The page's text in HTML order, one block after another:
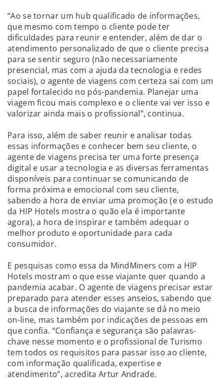
“Ao se tornar um hub qualificado de informações,
que mesmo com tempo o cliente pode ter
dificuldades para reunir e entender, além de dar o
atendimento personalizado de que o cliente precisa
para se sentir seguro (não necessariamente
presencial, mas com a ajuda da tecnologia e redes
sociais), o agente de viagens com certeza sai com um
papel fortalecido no pós-pandemia. Planejar uma
viagem ficou mais complexo e o cliente vai ver isso e
valorizar ainda mais o profissional”, continua.
Para isso, além de saber reunir e analisar todas
essas informações e conhecer bem seu cliente, o
agente de viagens precisa ter uma forte presença
digital e usar a tecnologia e as diversas ferramentas
disponíveis para continuar se comunicando de
forma próxima e emocional com seu cliente,
sabendo a hora de enviar uma promoção (e o estudo
da HIP Hotels mostra o quão ela é importante
agora), a hora de inspirar e também adequar o
melhor produto e oportunidade para cada
consumidor.
E pesquisas como essa da MindMiners com a HIP
Hotels mostram o que esse viajante quer quando a
pandemia acabar. O agente de viagens precisar estar
preparado para atender esses anseios, sabendo que
a busca de informações do viajante se dá no meio
on-line, mas também por indicações de pessoas em
que confia. “Confiança e segurança são palavras-
chave nesse momento e o profissional de Turismo
tem todos os requisitos para passar isso ao cliente,
com informação qualificada, expertise e
atendimento”, acredita Artur Andrade.